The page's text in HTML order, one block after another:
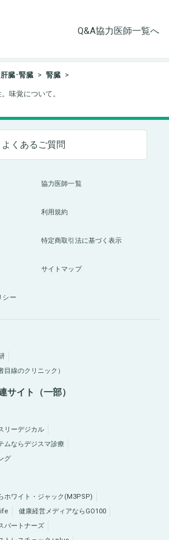
Q&A協力医師一覧へ
肝臓･腎臓 腎臓
味覚について。
よくあるご質問
協力医師一覧
利用規約
特定商取引法に基づく表示
サイトマップ
シー
線のクリニック）
サイト（一部）
リーデジカル
ムならデジスマ診療
グ
ホワイト・ジャック(M3PSP)
健康経営メディアならGO100
パートナーズ